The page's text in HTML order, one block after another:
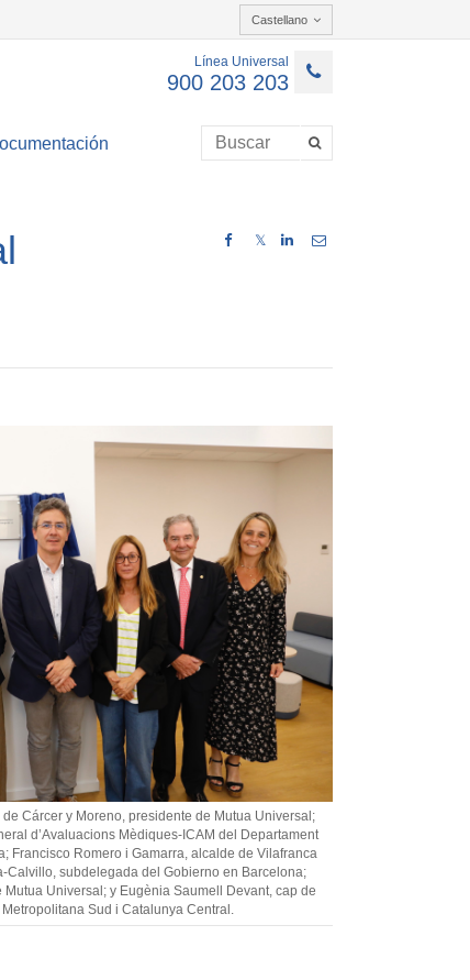
Castellano
Línea Universal
900 203 203
𝕏
Cárcer y Moreno, presidente de Mutua Universal;
d’Avaluacions Mèdiques-ICAM del Departament
Francisco Romero i Gamarra, alcalde de Vilafranca
Calvillo, subdelegada del Gobierno en Barcelona;
Universal; y Eugènia Saumell Devant, cap de
Sud i Catalunya Central.